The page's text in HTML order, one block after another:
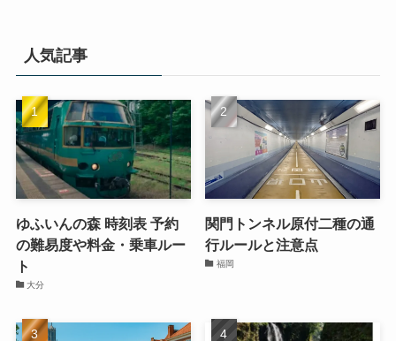
人気記事
ゆふいんの森 時刻表 予約
の難易度や料金・乗車ルー
ト
大分
関門トンネル原付二種の通
行ルールと注意点
福岡